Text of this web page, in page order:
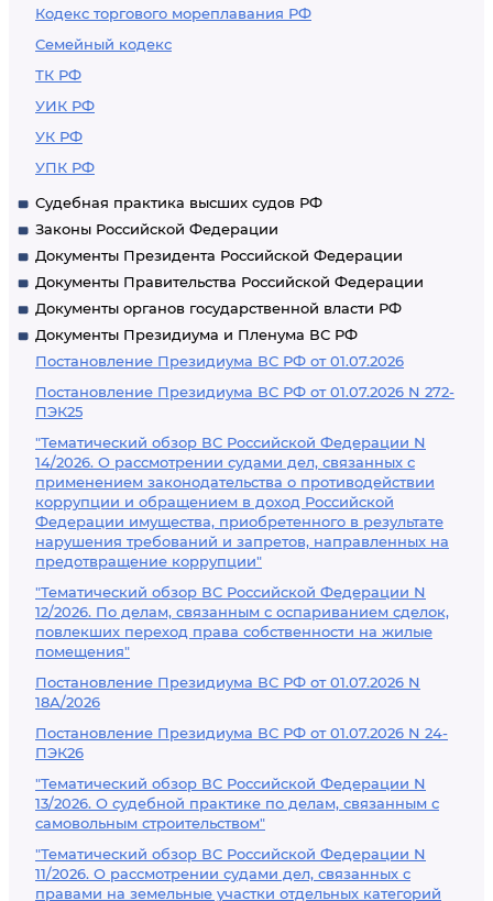
Кодекс торгового мореплавания РФ
Семейный кодекс
ТК РФ
УИК РФ
УК РФ
УПК РФ
Судебная практика высших судов РФ
Законы Российской Федерации
Документы Президента Российской Федерации
Документы Правительства Российской Федерации
Документы органов государственной власти РФ
Документы Президиума и Пленума ВС РФ
Постановление Президиума ВС РФ от 01.07.2026
Постановление Президиума ВС РФ от 01.07.2026 N 272-
ПЭК25
"Тематический обзор ВС Российской Федерации N
14/2026. О рассмотрении судами дел, связанных с
применением законодательства о противодействии
коррупции и обращением в доход Российской
Федерации имущества, приобретенного в результате
нарушения требований и запретов, направленных на
предотвращение коррупции"
"Тематический обзор ВС Российской Федерации N
12/2026. По делам, связанным с оспариванием сделок,
повлекших переход права собственности на жилые
помещения"
Постановление Президиума ВС РФ от 01.07.2026 N
18А/2026
Постановление Президиума ВС РФ от 01.07.2026 N 24-
ПЭК26
"Тематический обзор ВС Российской Федерации N
13/2026. О судебной практике по делам, связанным с
самовольным строительством"
"Тематический обзор ВС Российской Федерации N
11/2026. О рассмотрении судами дел, связанных с
правами на земельные участки отдельных категорий